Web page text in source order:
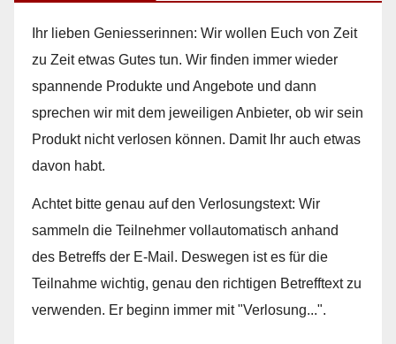
Ihr lieben Geniesserinnen: Wir wollen Euch von Zeit
zu Zeit etwas Gutes tun. Wir finden immer wieder
spannende Produkte und Angebote und dann
sprechen wir mit dem jeweiligen Anbieter, ob wir sein
Produkt nicht verlosen können. Damit Ihr auch etwas
davon habt.
Achtet bitte genau auf den Verlosungstext: Wir
sammeln die Teilnehmer vollautomatisch anhand
des Betreffs der E-Mail. Deswegen ist es für die
Teilnahme wichtig, genau den richtigen Betrefftext zu
verwenden. Er beginn immer mit "Verlosung...".